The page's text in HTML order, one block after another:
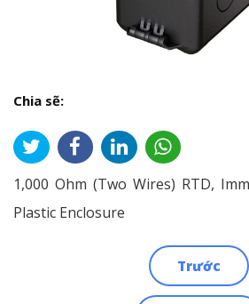
Chia sẽ:
1,000 Ohm (Two Wires) RTD,
Plastic Enclosure
Trước